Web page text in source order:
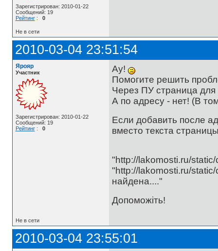
Зарегистрирован: 2010-01-22
Сообщений: 19
Рейтинг: 0
Не в сети
2010-03-04 23:51:54
Ярояр
Участник
Зарегистрирован: 2010-01-22
Сообщений: 19
Рейтинг: 0
Ау!
Помогите решить
Через ПУ страница для
А по адресу - нет! (В
Если добавить после
вместо текста
"http://lakomosti.ru/
"http://lakomosti.ru/
найдена...."
Допоможіть!
Не в сети
2010-03-04 23:55:01